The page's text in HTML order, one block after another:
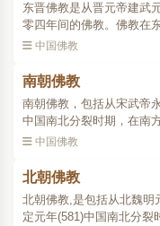
东晋佛教是从晋元帝建武
零四年间的佛教。佛教在
鲜卑、氐、羌等民族所建
中国佛教
南朝佛教
南朝佛教，包括从宋武帝
中国南北分裂时期，在南
代对于佛教的态度，大略
中国佛教
北朝佛教
北朝佛教,是包括从北魏明
定元年(581)中国南北分